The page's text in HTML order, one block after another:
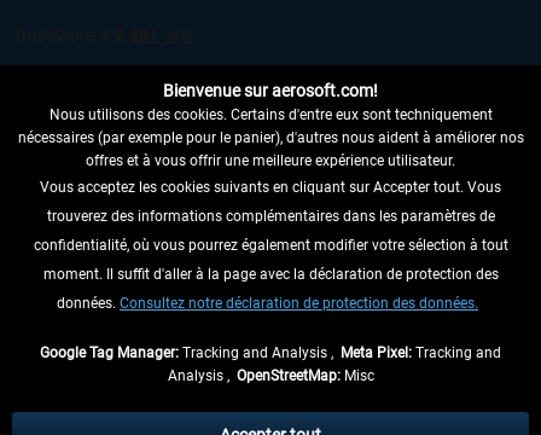
RENONCER AU CONTRAT ICI
INFORMATIONS
NE MANQUEZ PAS LES DERNIÈRES
échéant, frais de remboursement, si aucune description contraire.
Bienvenue sur aerosoft.com!
Nous utilisons des cookies. Certains d'entre eux sont techniquement
nécessaires (par exemple pour le panier), d'autres nous aident à améliorer nos
offres et à vous offrir une meilleure expérience utilisateur.
Vous acceptez les cookies suivants en cliquant sur Accepter tout. Vous
trouverez des informations complémentaires dans les paramètres de
confidentialité, où vous pourrez également modifier votre sélection à tout
moment. Il suffit d'aller à la page avec la déclaration de protection des
données. Consultez notre déclaration de protection des données.
Google Tag Manager: Tracking and Analysis , Meta Pixel: Tracking and
Analysis , OpenStreetMap:Misc